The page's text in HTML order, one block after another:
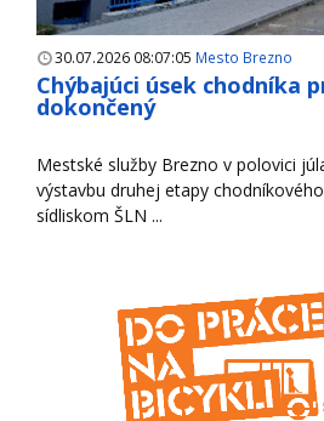
30.07.2026 08:07:05 Mesto Brezno
Chýbajúci úsek chodníka
dokončený
Mestské služby Brezno v polovici
výstavbu druhej etapy
sídliskom ŠLN ...